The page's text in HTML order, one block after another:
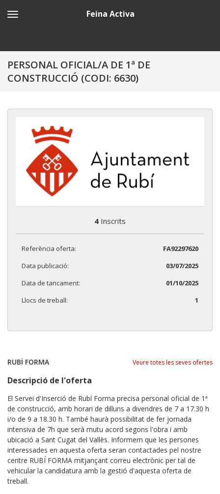
Feina Activa
PERSONAL OFICIAL/A DE 1ª DE
CONSTRUCCIÓ (CODI: 6630)
4 Inscrits
Referència oferta:
FA92297620
Data publicació:
03/07/2025
Data de tancament:
01/10/2025
Llocs de treball:
1
RUBÍ FORMA Veure totes les seves ofertes
Descripció de l'oferta
El Servei d'Inserció de Rubí Forma precisa personal oficial de 1ª
de construcció, amb horari de dilluns a divendres de 7 a 17.30 h
i/o de 9 a 18.30 h. També haurà possibilitat de fer jornada
intensiva de 7h que serà mutu acord segons l'obra i amb
ubicació a Sant Cugat del Vallès. Informem que les persones
interessades en aquesta oferta seran contactades pel nostre
centre RUBÍ FORMA mitjançant correu electrònic per tal de
vehicular la candidatura amb la gestió d'aquesta oferta de
treball.